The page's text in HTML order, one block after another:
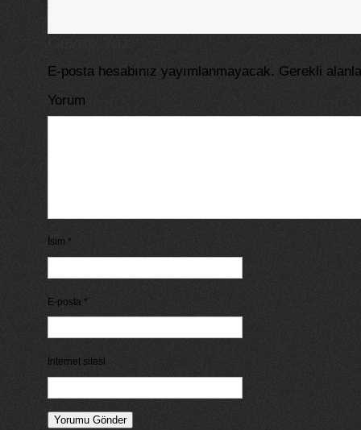
E-posta hesabınız yayımlanmayacak. Gerekli
Yorum
İsim *
E-posta *
İnternet sitesi